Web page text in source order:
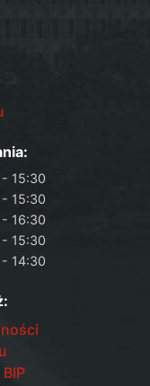
15:30
15:30
16:30
15:30
14:30